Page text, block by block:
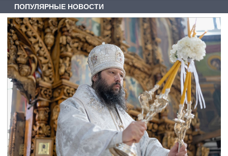
ПОПУЛЯРНЫЕ НОВОСТИ